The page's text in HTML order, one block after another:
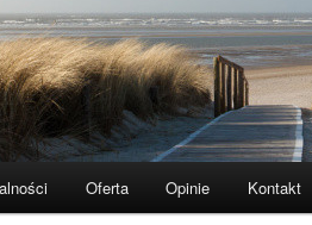
Oferta Opinie Kontakt